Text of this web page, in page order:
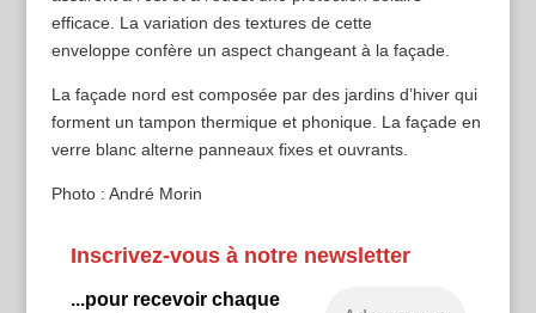
efficace. La variation des textures de cette
enveloppe confère un aspect changeant à la façade.
La façade nord est composée par des jardins d’hiver qui
forment un tampon thermique et phonique. La façade en
verre blanc alterne panneaux fixes et ouvrants.
Photo : André Morin
Inscrivez-vous à notre newsletter
...pour recevoir chaque